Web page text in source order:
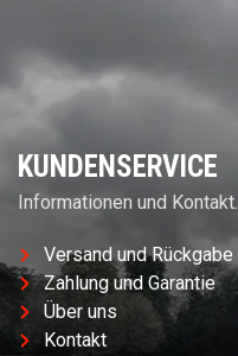
KUNDENSERVICE
Informationen und Kontakt.
Versand und Rückgabe
Zahlung und Garantie
Über uns
Kontakt